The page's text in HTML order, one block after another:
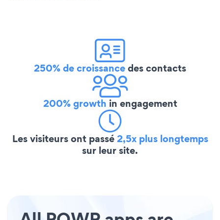
250% de croissancedes contacts
200% growth in engagement
Les visiteurs ont passé2,5x plus longtemps
sur leur site.